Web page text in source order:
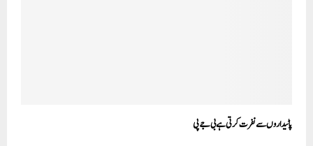
پاٹیداروں سے نفرت کرتی ہے بی جے پی